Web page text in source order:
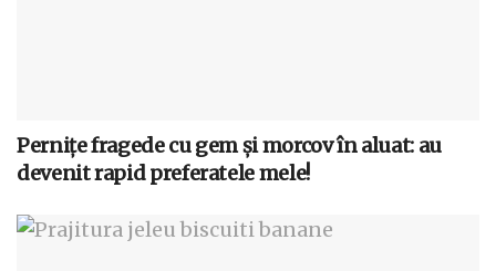
Pernițe fragede cu gem și morcov în aluat: au
devenit rapid preferatele mele!